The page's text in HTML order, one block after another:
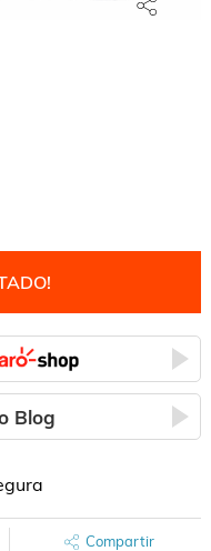
Blog
Compartir